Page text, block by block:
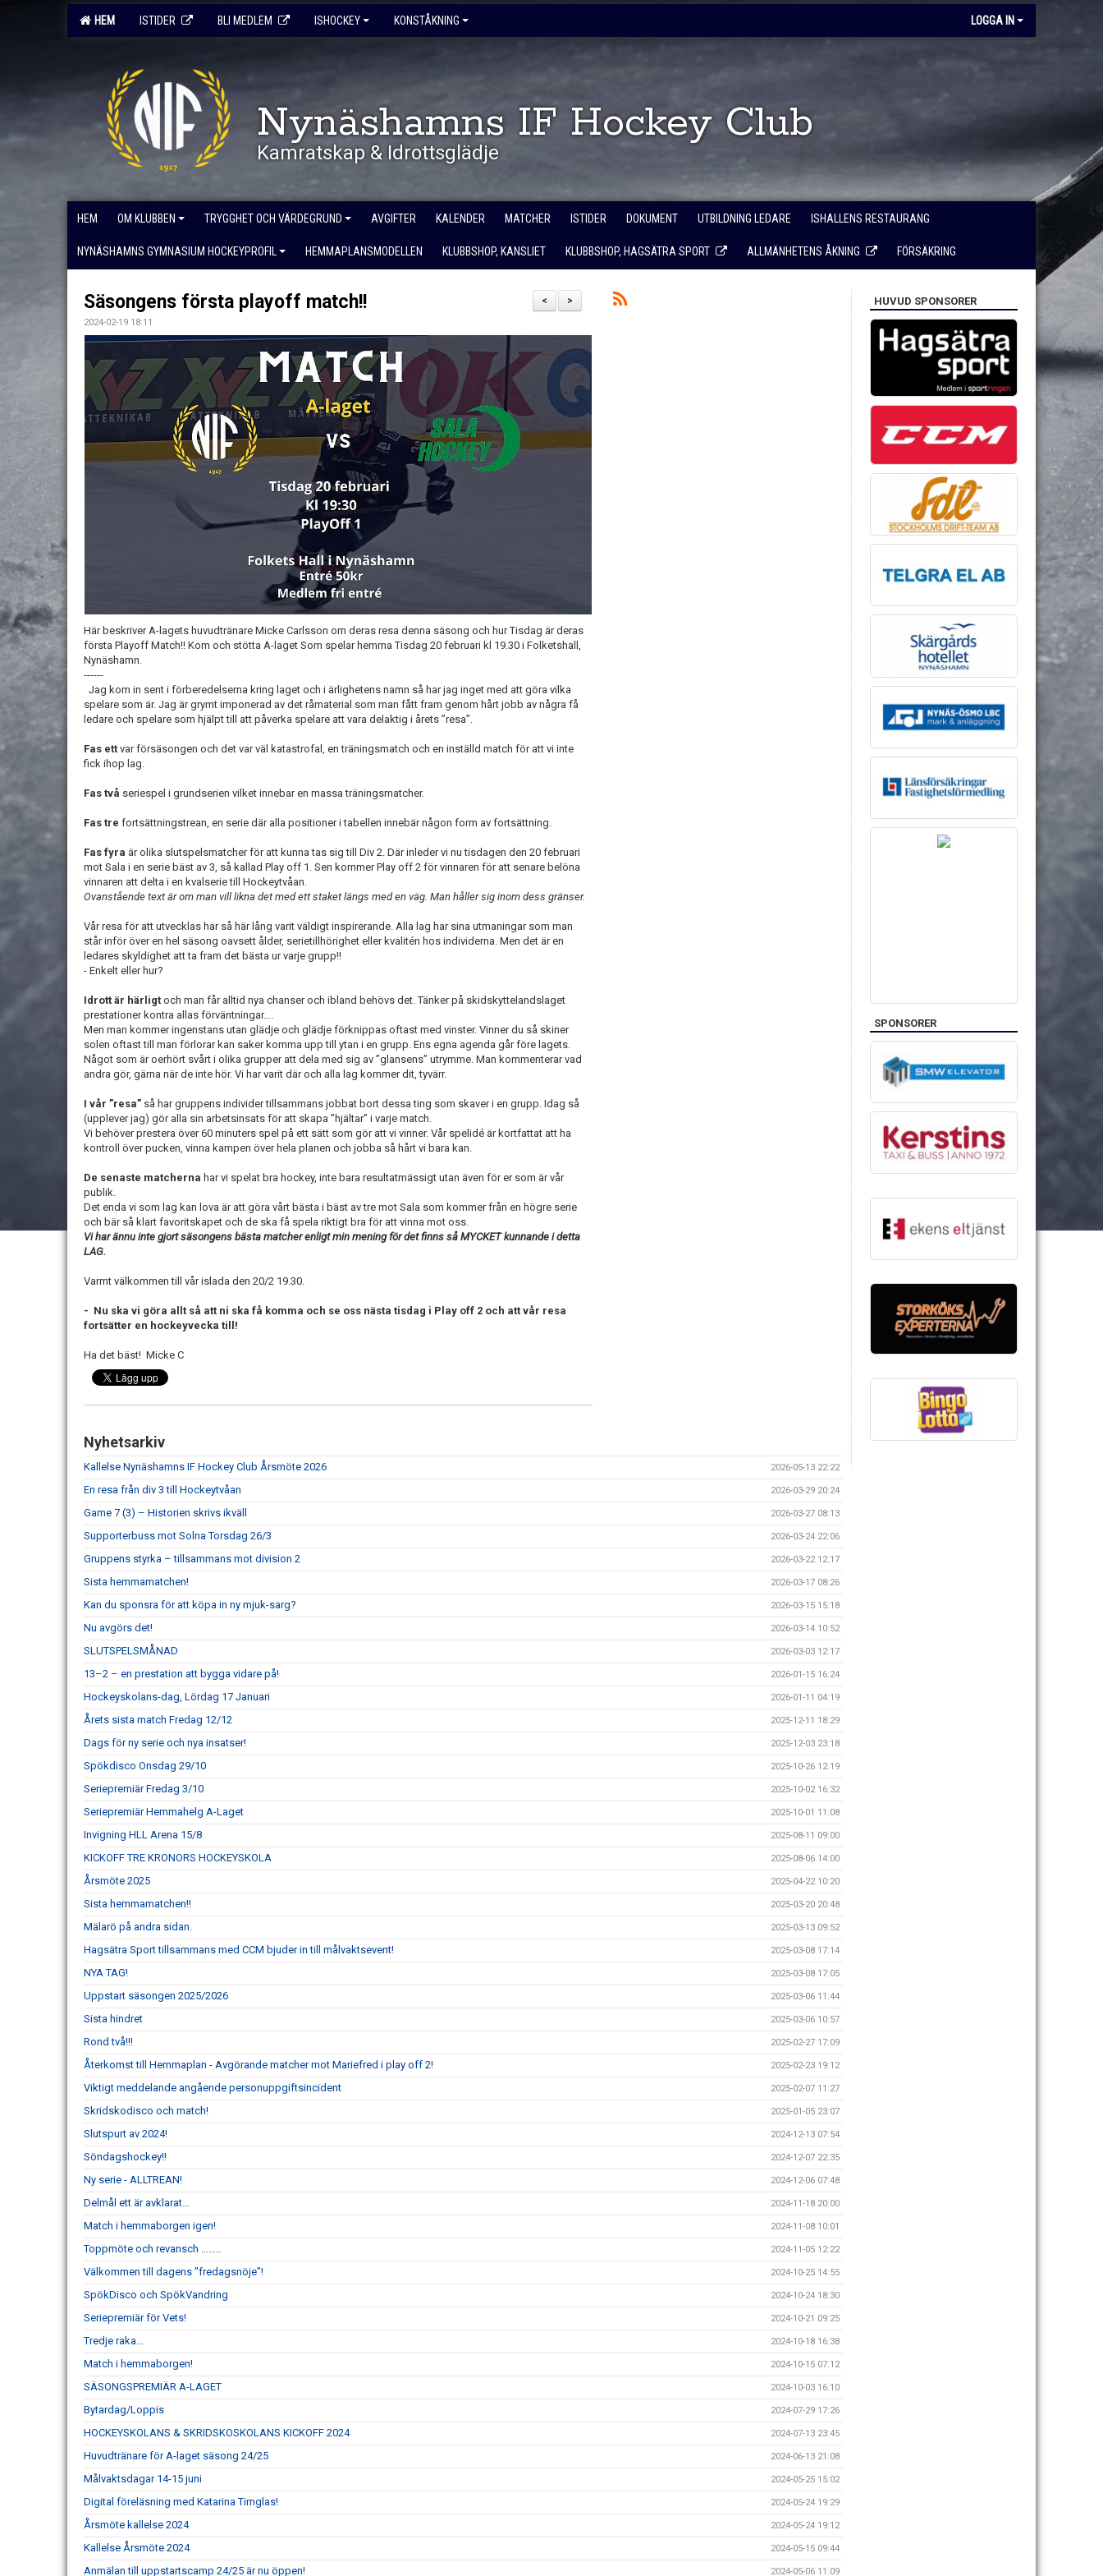
HEM ISTIDER BLI MEDLEM ISHOCKEY KONSTÅKNING LOGGA IN
Nynäshamns IF Hockey Club
Kamratskap & Idrottsglädje
HEM OM KLUBBEN TRYGGHET OCH VÄRDEGRUND AVGIFTER KALENDER MATCHER ISTIDER DOKUMENT UTBILDNING LEDARE ISHALLENS RESTAURANG
NYNÄSHAMNS GYMNASIUM HOCKEYPROFIL HEMMAPLANSMODELLEN KLUBBSHOP, KANSLIET KLUBBSHOP, HAGSÄTRA SPORT ALLMÄNHETENS ÅKNING FÖRSÄKRING
>
<
Säsongens första playoff match!!
2024-02-19 18:11
Här beskriver A-lagets huvudtränare Micke Carlsson om deras resa denna säsong och hur Tisdag är deras
första Playoff Match!! Kom och stötta A-laget Som spelar hemma Tisdag 20 februari kl 19.30 i Folketshall,
Nynäshamn.
------
Jag kom in sent i förberedelserna kring laget och i ärlighetens namn så har jag inget med att göra vilka
spelare som är. Jag är grymt imponerad av det råmaterial som man fått fram genom hårt jobb av några få
ledare och spelare som hjälpt till att påverka spelare att vara delaktig i årets ”resa”.
Fas ett var försäsongen och det var väl katastrofal, en träningsmatch och en inställd match för att vi inte
fick ihop lag.
Fas två seriespel i grundserien vilket innebar en massa träningsmatcher.
Fas tre fortsättningstrean, en serie där alla positioner i tabellen innebär någon form av fortsättning.
Fas fyra är olika slutspelsmatcher för att kunna tas sig till Div 2. Där inleder vi nu tisdagen den 20 februari
mot Sala i en serie bäst av 3, så kallad Play off 1. Sen kommer Play off 2 för vinnaren för att senare belöna
vinnaren att delta i en kvalserie till Hockeytvåan.
Ovanstående text är om man vill likna det med ett staket längs med en väg. Man håller sig inom dess gränser.
Vår resa för att utvecklas har så här lång varit väldigt inspirerande. Alla lag har sina utmaningar som man
står inför över en hel säsong oavsett ålder, serietillhörighet eller kvalitén hos individerna. Men det är en
ledares skyldighet att ta fram det bästa ur varje grupp!!
- Enkelt eller hur?
Idrott är härligt och man får alltid nya chanser och ibland behövs det. Tänker på skidskyttelandslaget
prestationer kontra allas förväntningar….
Men man kommer ingenstans utan glädje och glädje förknippas oftast med vinster. Vinner du så skiner
solen oftast till man förlorar kan saker komma upp till ytan i en grupp. Ens egna agenda går före lagets.
Något som är oerhört svårt i olika grupper att dela med sig av ”glansens” utrymme. Man kommenterar vad
andra gör, gärna när de inte hör. Vi har varit där och alla lag kommer dit, tyvärr.
I vår ”resa” så har gruppens individer tillsammans jobbat bort dessa ting som skaver i en grupp. Idag så
(upplever jag) gör alla sin arbetsinsats för att skapa ”hjältar” i varje match.
Vi behöver prestera över 60 minuters spel på ett sätt som gör att vi vinner. Vår spelidé är kortfattat att ha
kontroll över pucken, vinna kampen över hela planen och jobba så hårt vi bara kan.
De senaste matcherna har vi spelat bra hockey, inte bara resultatmässigt utan även för er som är vår
publik.
Det enda vi som lag kan lova är att göra vårt bästa i bäst av tre mot Sala som kommer från en högre serie
och bär så klart favoritskapet och de ska få spela riktigt bra för att vinna mot oss.
Vi har ännu inte gjort säsongens bästa matcher enligt min mening för det finns så MYCKET kunnande i detta
LAG.
Varmt välkommen till vår islada den 20/2 19.30.
- Nu ska vi göra allt så att ni ska få komma och se oss nästa tisdag i Play off 2 och att vår resa
fortsätter en hockeyvecka till!
Ha det bäst! Micke C
Nyhetsarkiv
Kallelse Nynäshamns IF Hockey Club Årsmöte 2026 2026-05-13 22:22
En resa från div 3 till Hockeytvåan 2026-03-29 20:24
Game 7 (3) – Historien skrivs ikväll 2026-03-27 08:13
Supporterbuss mot Solna Torsdag 26/3 2026-03-24 22:06
Gruppens styrka – tillsammans mot division 2 2026-03-22 12:17
Sista hemmamatchen! 2026-03-17 08:26
Kan du sponsra för att köpa in ny mjuk-sarg? 2026-03-15 15:18
Nu avgörs det! 2026-03-14 10:52
SLUTSPELSMÅNAD 2026-03-03 12:17
13–2 – en prestation att bygga vidare på! 2026-01-15 16:24
Hockeyskolans-dag, Lördag 17 Januari 2026-01-11 04:19
Årets sista match Fredag 12/12 2025-12-11 18:29
Dags för ny serie och nya insatser! 2025-12-03 23:18
Spökdisco Onsdag 29/10 2025-10-26 12:19
Seriepremiär Fredag 3/10 2025-10-02 16:32
Seriepremiär Hemmahelg A-Laget 2025-10-01 11:08
Invigning HLL Arena 15/8 2025-08-11 09:00
KICKOFF TRE KRONORS HOCKEYSKOLA 2025-08-06 14:00
Årsmöte 2025 2025-04-22 10:20
Sista hemmamatchen!! 2025-03-20 20:48
Mälarö på andra sidan. 2025-03-13 09:52
Hagsätra Sport tillsammans med CCM bjuder in till målvaktsevent! 2025-03-08 17:14
NYA TAG! 2025-03-08 17:05
Uppstart säsongen 2025/2026 2025-03-06 11:44
Sista hindret 2025-03-06 10:57
Rond två!!! 2025-02-27 17:09
Återkomst till Hemmaplan - Avgörande matcher mot Mariefred i play off 2! 2025-02-23 19:12
Viktigt meddelande angående personuppgiftsincident 2025-02-07 11:27
Skridskodisco och match! 2025-01-05 23:07
Slutspurt av 2024! 2024-12-13 07:54
Söndagshockey!! 2024-12-07 22:35
Ny serie - ALLTREAN! 2024-12-06 07:48
Delmål ett är avklarat… 2024-11-18 20:00
Match i hemmaborgen igen! 2024-11-08 10:01
Toppmöte och revansch …….. 2024-11-05 12:22
Välkommen till dagens "fredagsnöje"! 2024-10-25 14:55
SpökDisco och SpökVandring 2024-10-24 18:30
Seriepremiär för Vets! 2024-10-21 09:25
Tredje raka… 2024-10-18 16:38
Match i hemmaborgen! 2024-10-15 07:12
SÄSONGSPREMIÄR A-LAGET 2024-10-03 16:10
Bytardag/Loppis 2024-07-29 17:26
HOCKEYSKOLANS & SKRIDSKOSKOLANS KICKOFF 2024 2024-07-13 23:45
Huvudtränare för A-laget säsong 24/25 2024-06-13 21:08
Målvaktsdagar 14-15 juni 2024-05-25 15:02
Digital föreläsning med Katarina Timglas! 2024-05-24 19:29
Årsmöte kallelse 2024 2024-05-24 19:12
Kallelse Årsmöte 2024 2024-05-15 09:44
Anmälan till uppstartscamp 24/25 är nu öppen! 2024-05-06 11:09
HUVUD SPONSORER
SPONSORER